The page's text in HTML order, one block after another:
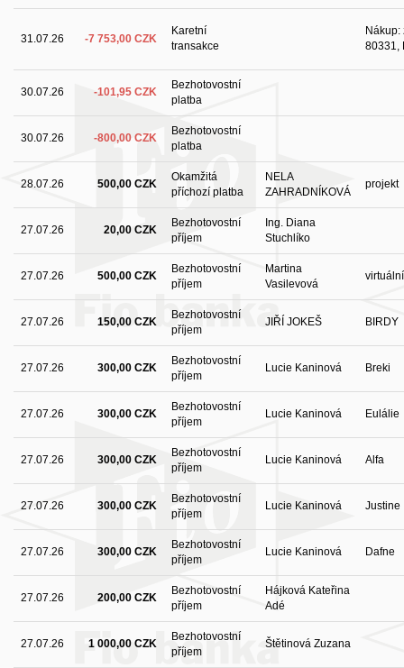
31.07.26 -7 753,00 CZK
Karetní
transakce
Nákup:
80331,
30.07.26 -101,95 CZK
Bezhotovostní
platba
30.07.26 -800,00 CZK
Bezhotovostní
platba
28.07.26 500,00 CZK
Okamžitá
příchozí platba
NELA
ZAHRADNÍKOVÁ
projekt
27.07.26 20,00 CZK
Bezhotovostní
příjem
Ing. Diana
Stuchlíko
27.07.26 500,00 CZK
Bezhotovostní
příjem
Martina
Vasilevová
27.07.26 150,00 CZK
Bezhotovostní
příjem
JIŘÍ JOKEŠ BIRDY
27.07.26 300,00 CZK
Bezhotovostní
příjem
Lucie Kaninová Breki
27.07.26 300,00 CZK
Bezhotovostní
příjem
Lucie Kaninová Eulálie
27.07.26 300,00 CZK
Bezhotovostní
příjem
Lucie Kaninová Alfa
27.07.26 300,00 CZK
Bezhotovostní
příjem
Lucie Kaninová Justine
27.07.26 300,00 CZK
Bezhotovostní
příjem
Lucie Kaninová Dafne
27.07.26 200,00 CZK
Bezhotovostní
příjem
Hájková Kateřina
Adé
27.07.26 1 000,00 CZK
Bezhotovostní
příjem
Štětinová Zuzana